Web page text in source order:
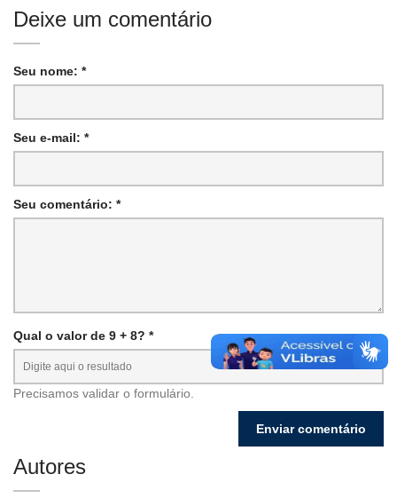
Deixe um comentário
Seu nome: *
Seu e-mail: *
Seu comentário: *
Qual o valor de 9 + 8? *
Precisamos validar o formulário.
Autores